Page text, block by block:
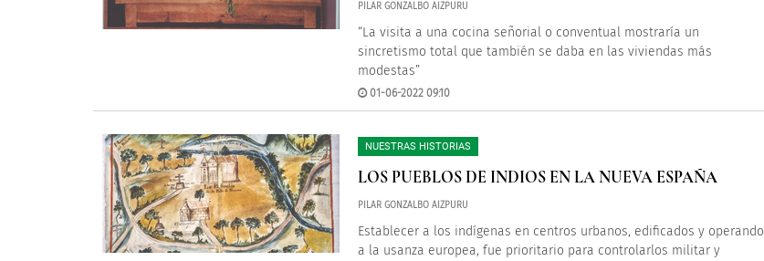
PILAR GONZALBO AIZPURU
“La visita a una cocina señorial o conventual mostraría un
sincretismo total que también se daba en las viviendas más
modestas”
01-06-2022 09:10
NUESTRAS HISTORIAS
LOS PUEBLOS DE INDIOS EN LA NUEVA ESPAÑA
PILAR GONZALBO AIZPURU
Establecer a los indígenas en centros urbanos, edificados y operando
a la usanza europea, fue prioritario para controlarlos militar y